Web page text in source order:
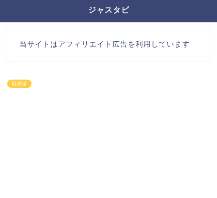
ジャスタビ
当サイトはアフィリエイト広告を利用しています
駐車場